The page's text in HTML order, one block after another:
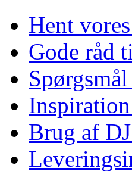
Hent
Gode råd
Brug af